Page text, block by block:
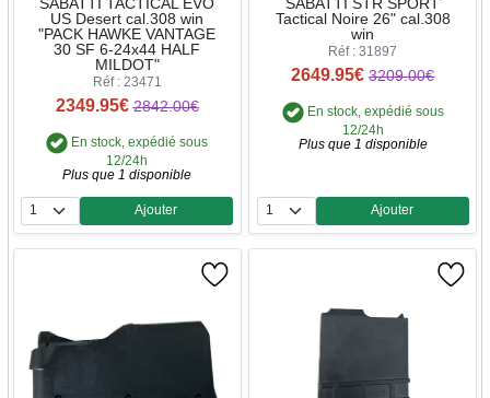
SABATTI TACTICAL EVO
US Desert cal.308 win
"PACK HAWKE VANTAGE
30 SF 6-24x44 HALF
MILDOT"
Réf : 23471
2349.95€ 2842.00€
En stock, expédié sous
12/24h
Plus que 1 disponible
Quantité
Ajouter
SABATTI STR SPORT
Tactical Noire 26" cal.308
win
Réf : 31897
2649.95€ 3209.00€
En stock, expédié sous
12/24h
Plus que 1 disponible
Quantité
Ajouter